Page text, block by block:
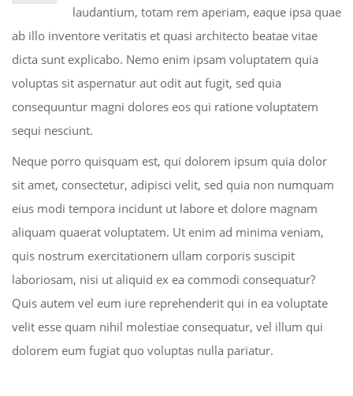
laudantium, totam rem aperiam, eaque ipsa quae
ab illo inventore veritatis et quasi architecto beatae vitae
dicta sunt explicabo. Nemo enim ipsam voluptatem quia
voluptas sit aspernatur aut odit aut fugit, sed quia
consequuntur magni dolores eos qui ratione voluptatem
sequi nesciunt.
Neque porro quisquam est, qui dolorem ipsum quia dolor
sit amet, consectetur, adipisci velit, sed quia non numquam
eius modi tempora incidunt ut labore et dolore magnam
aliquam quaerat voluptatem. Ut enim ad minima veniam,
quis nostrum exercitationem ullam corporis suscipit
laboriosam, nisi ut aliquid ex ea commodi consequatur?
Quis autem vel eum iure reprehenderit qui in ea voluptate
velit esse quam nihil molestiae consequatur, vel illum qui
dolorem eum fugiat quo voluptas nulla pariatur.